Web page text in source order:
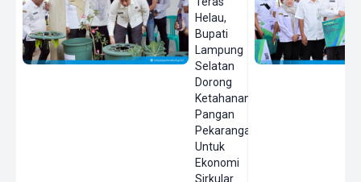
Helau,
Bupati
Lampung
Selatan
Dorong
Ketahanan
Pangan
Pekarangan
Untuk
Ekonomi
Sirkular